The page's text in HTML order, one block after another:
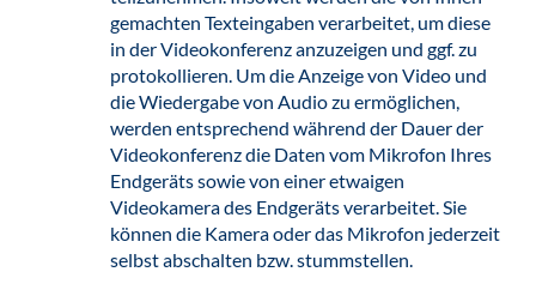
gemachten Texteingaben verarbeitet, um diese
in der Videokonferenz anzuzeigen und ggf. zu
protokollieren. Um die Anzeige von Video und
die Wiedergabe von Audio zu ermöglichen,
werden entsprechend während der Dauer der
Videokonferenz die Daten vom Mikrofon Ihres
Endgeräts sowie von einer etwaigen
Videokamera des Endgeräts verarbeitet. Sie
können die Kamera oder das Mikrofon jederzeit
selbst abschalten bzw. stummstellen.